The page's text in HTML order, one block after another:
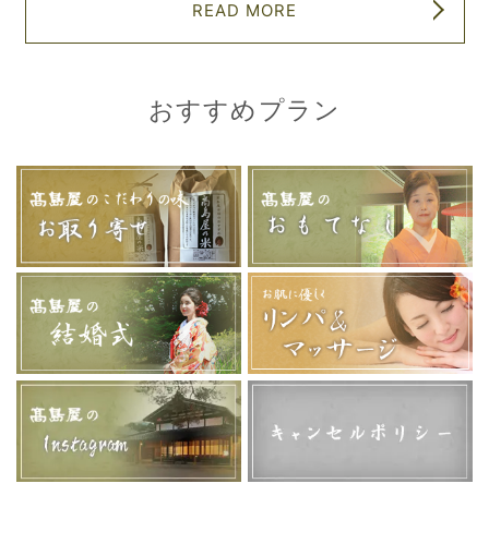
READ MORE
おすすめプラン